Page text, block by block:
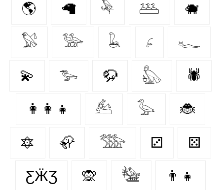
🌎 🦙 𓅆 𓅹 🐗
𓅄 𓅺 𓆘 𓂊 𓆑
💫 𓅧 🦬 𓅽 🕷️
👩‍👩‍👧 𓃕 𓅭 🐞
🔯 🦣 𓅢 ⚂ ⚄
ƸӜƷ 🙊 𓅋 👨‍👧